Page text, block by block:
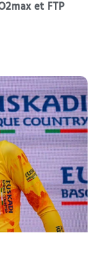
et FTP